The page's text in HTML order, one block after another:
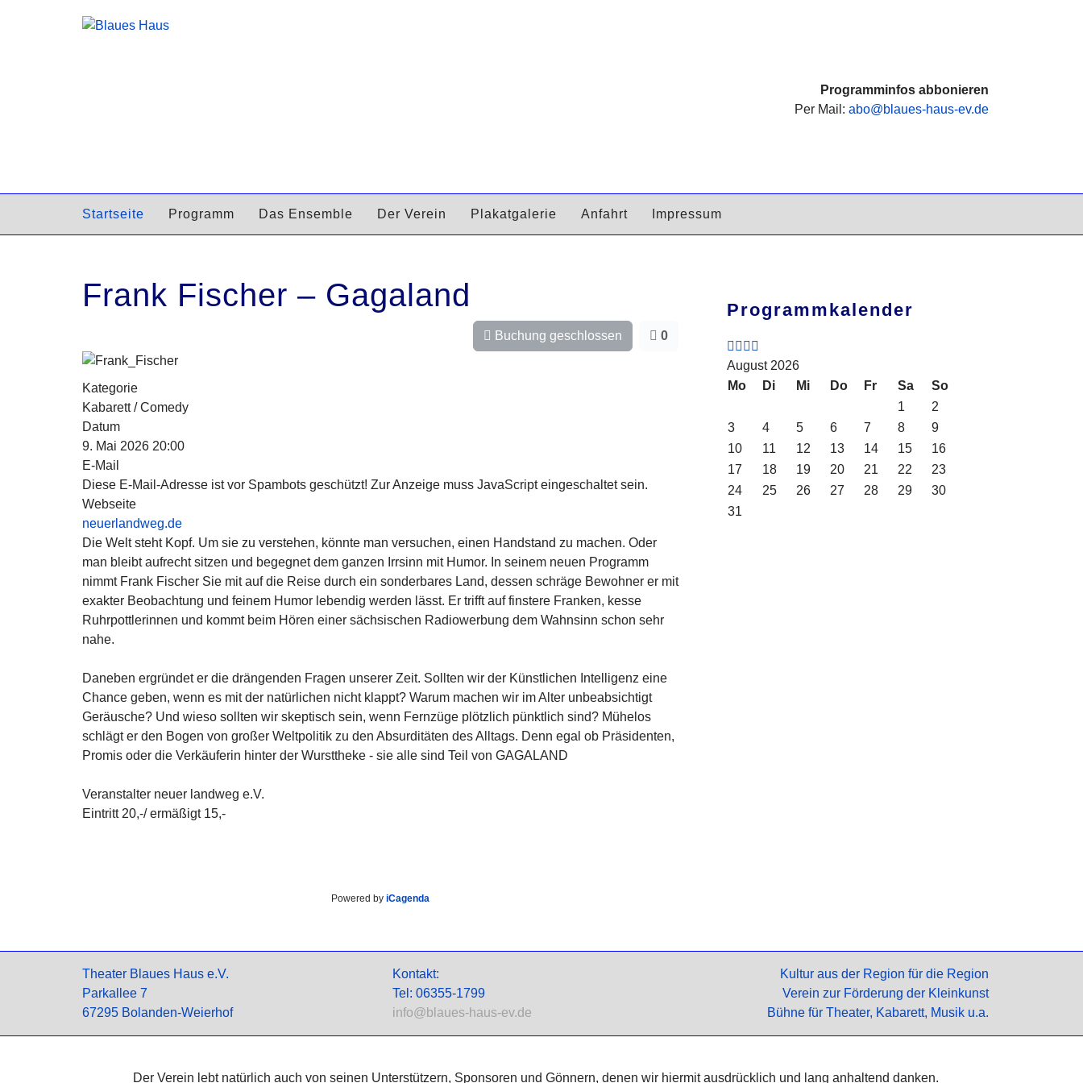
Programminfos abbonieren
Per Mail: abo@blaues-haus-ev.de
Startseite Programm Das Ensemble Der Verein Plakatgalerie Anfahrt Impressum
Frank Fischer – Gagaland
Buchung geschlossen 0
Kategorie
Kabarett / Comedy
Datum
9. Mai 2026 20:00
E-Mail
Diese E-Mail-Adresse ist vor Spambots geschützt! Zur Anzeige muss JavaScript eingeschaltet sein.
Webseite
neuerlandweg.de
Die Welt steht Kopf. Um sie zu verstehen, könnte man versuchen, einen Handstand zu machen. Oder
man bleibt aufrecht sitzen und begegnet dem ganzen Irrsinn mit Humor. In seinem neuen Programm
nimmt Frank Fischer Sie mit auf die Reise durch ein sonderbares Land, dessen schräge Bewohner er mit
exakter Beobachtung und feinem Humor lebendig werden lässt. Er trifft auf finstere Franken, kesse
Ruhrpottlerinnen und kommt beim Hören einer sächsischen Radiowerbung dem Wahnsinn schon sehr
nahe.
Daneben ergründet er die drängenden Fragen unserer Zeit. Sollten wir der Künstlichen Intelligenz eine
Chance geben, wenn es mit der natürlichen nicht klappt? Warum machen wir im Alter unbeabsichtigt
Geräusche? Und wieso sollten wir skeptisch sein, wenn Fernzüge plötzlich pünktlich sind? Mühelos
schlägt er den Bogen von großer Weltpolitik zu den Absurditäten des Alltags. Denn egal ob Präsidenten,
Promis oder die Verkäuferin hinter der Wursttheke - sie alle sind Teil von GAGALAND
Veranstalter neuer landweg e.V.
Eintritt 20,-/ ermäßigt 15,-
Powered by iCagenda
Programmkalender
August 2026
Mo
Di Mi Do Fr Sa
So
1
2
3
4 5 6 7 8
9
10
11 12 13 14 15
16
17
18 19 20 21 22
23
24
25 26 27 28 29
30
31
Theater Blaues Haus e.V.
Parkallee 7
67295 Bolanden-Weierhof
Kontakt:
Tel: 06355-1799
info@blaues-haus-ev.de
Kultur aus der Region für die Region
Verein zur Förderung der Kleinkunst
Bühne für Theater, Kabarett, Musik u.a.
Der Verein lebt natürlich auch von seinen Unterstützern, Sponsoren und Gönnern, denen wir hiermit ausdrücklich und lang anhaltend danken.